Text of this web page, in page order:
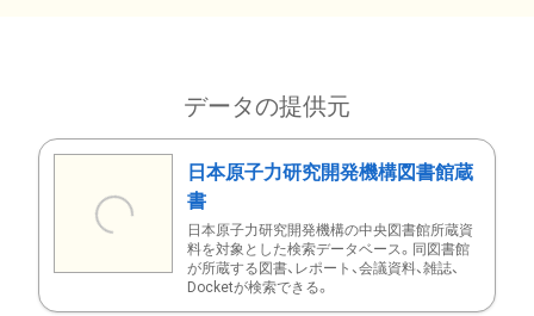
データの提供元
日本原子力研究開発機構図書館蔵
書
日本原子力研究開発機構の中央図書館所蔵資
料を対象とした検索データベース。同図書館
が所蔵する図書、レポート、会議資料、雑誌、
Docketが検索できる。